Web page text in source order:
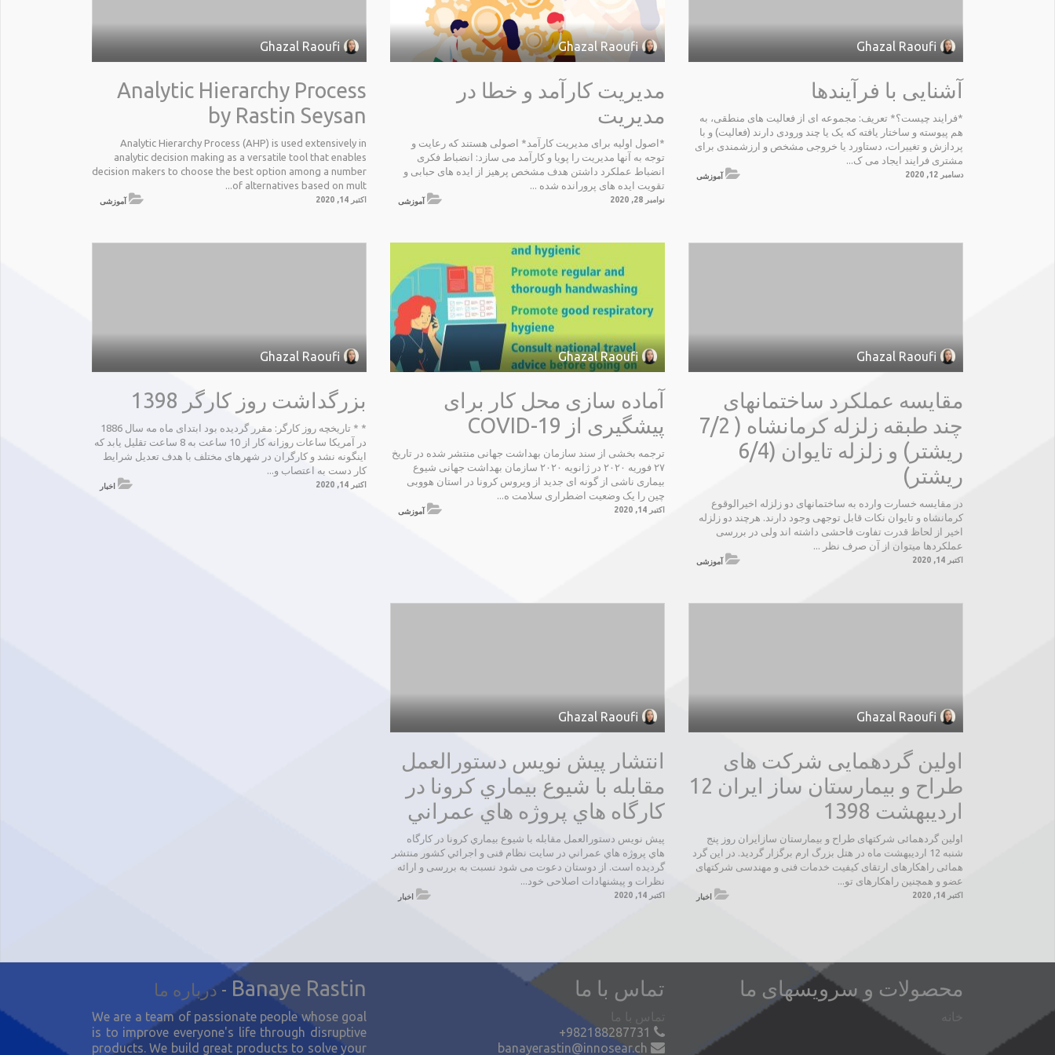
Ghazal Raoufi
آشنایی با فرآیندها
*فرایند چیست؟* تعریف: مجموعه ای از فعالیت های منطقی، به
هم پیوسته و ساختار یافته که یک یا چند ورودی دارند (فعالیت) و با
پردازش و تغییرات، دستاورد یا خروجی مشخص و ارزشمندی برای
مشتری فرایند ایجاد می ک...
دسامبر 12, 2020 آموزشی
Ghazal Raoufi
مدیریت کارآمد و خطا در
مدیریت
*اصول اولیه برای مدیریت کارآمد* اصولی هستند که رعایت و
توجه به آنها مدیریت را پویا و کارآمد می سازد: انضباط فکری
انضباط عملکرد داشتن هدف مشخص پرهیز از ایده های حبابی و
تقویت ایده های پرورانده شده ...
نوامبر 28, 2020 آموزشی
Ghazal Raoufi
Analytic Hierarchy Process
by Rastin Seysan
Analytic Hierarchy Process (AHP) is used extensively in
analytic decision making as a versatile tool that enables
decision makers to choose the best option among a number
of alternatives based on mult...
اکتبر 14, 2020 آموزشی
Ghazal Raoufi
مقایسه عملکرد ساختمانهای
چند طبقه زلزله کرمانشاه ( 7/2
ریشتر) و زلزله تایوان (6/4
ریشتر)
در مقایسه خسارت وارده به ساختمانهای دو زلزله اخیرالوقوع
کرمانشاه و تایوان نکات قابل توجهی وجود دارند. هرچند دو زلزله
اخیر از لحاظ قدرت تفاوت فاحشی داشته اند ولی در بررسی
عملکردها میتوان از آن صرف نظر ...
اکتبر 14, 2020 آموزشی
Ghazal Raoufi
آماده سازی محل کار برای
پیشگیری از COVID-19
ترجمه بخشی از سند سازمان بهداشت جهانی منتشر شده در تاریخ
۲۷ فوریه ۲۰۲۰ در ژانویه ۲۰۲۰ سازمان بهداشت جهانی شیوع
بیماری ناشی از گونه ای جدید از ویروس کرونا در استان هووبی
چین را یک وضعیت اضطراری سلامت ه...
اکتبر 14, 2020 آموزشی
Ghazal Raoufi
بزرگداشت روز کارگر 1398
* * تاریخچه روز کارگر: مقرر گردیده بود ابتدای ماه مه سال 1886
در آمریکا ساعات روزانه کار از 10 ساعت به 8 ساعت تقلیل یابد که
اینگونه نشد و کارگران در شهرهای مختلف با هدف تعدیل شرایط
کار دست به اعتصاب و...
اکتبر 14, 2020 اخبار
Ghazal Raoufi
اولین گردهمایی شرکت های
طراح و بیمارستان ساز ایران 12
اردیبهشت 1398
اولین گردهمائی شرکتهای طراح و بیمارستان سازایران روز پنج
شنبه 12 اردیبهشت ماه در هتل بزرگ ارم برگزار گردید. در این گرد
همائی راهکارهای ارتقای کیفیت خدمات فنی و مهندسی شرکتهای
عضو و همچنین راهکارهای تو...
اکتبر 14, 2020 اخبار
Ghazal Raoufi
انتشار پیش نویس دستورالعمل
مقابله با شيوع بيماري كرونا در
كارگاه هاي پروژه هاي عمراني
پیش نویس دستورالعمل مقابله با شيوع بيماري كرونا در كارگاه
هاي پروژه هاي عمراني در سایت نظام فنی و اجرائي کشور منتشر
گردیده است. از دوستان دعوت می شود نسبت به بررسی و ارائه
نظرات و پیشنهادات اصلاحی خود...
اکتبر 14, 2020 اخبار
محصولات و سرویسهای ما
خانه
تماس با ما
تماس با ما
+982188287731
banayerastin@innosear.ch
Banaye Rastin
-درباره ما
We are a team of passionate people whose goal
is to improve everyone's life through disruptive
products. We build great products to solve your